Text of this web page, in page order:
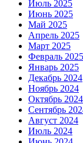
Июль 2025
Июнь 2025
Май 2025
Апрель 2025
Март 2025
Февраль 2025
Январь 2025
Декабрь 2024
Ноябрь 2024
Октябрь 2024
Сентябрь
Август 2024
Июль 2024